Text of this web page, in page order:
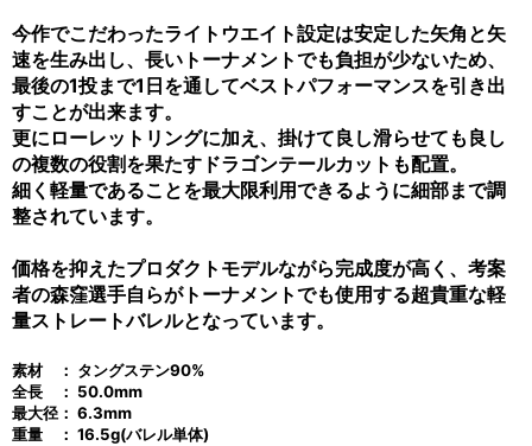
今作でこだわったライトウエイト設定は安定した矢角と矢
速を生み出し、長いトーナメントでも負担が少ないため、
最後の1投まで1日を通してベストパフォーマンスを引き出
すことが出来ます。
更にローレットリングに加え、掛けて良し滑らせても良し
の複数の役割を果たすドラゴンテールカットも配置。
細く軽量であることを最大限利用できるように細部まで調
整されています。
価格を抑えたプロダクトモデルながら完成度が高く、考案
者の森窪選手自らがトーナメントでも使用する超貴重な軽
量ストレートバレルとなっています。
素材 ： タングステン90%
全長 ： 50.0mm
最大径： 6.3mm
重量 ： 16.5g(バレル単体)